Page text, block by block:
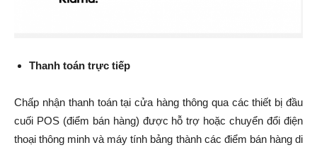
Thanh toán trực tiếp
Chấp nhận thanh toán tại cửa hàng thông qua các thiết bị đầu
cuối POS (điểm bán hàng) được hỗ trợ hoặc chuyển đổi điện
thoại thông minh và máy tính bảng thành các điểm bán hàng di